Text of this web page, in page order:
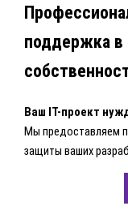
поддержка в
Ваш IT-проект
Мы предоставляем
защиты ваших